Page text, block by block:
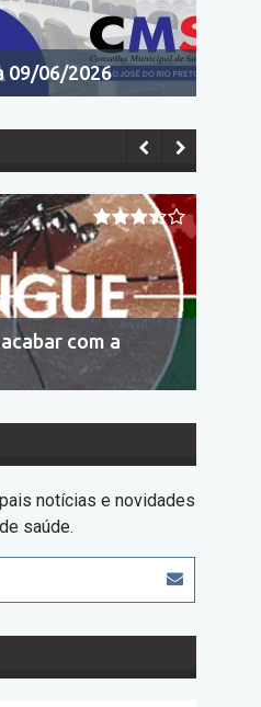
09/06/2026
com a
notícias e novidades
saúde.